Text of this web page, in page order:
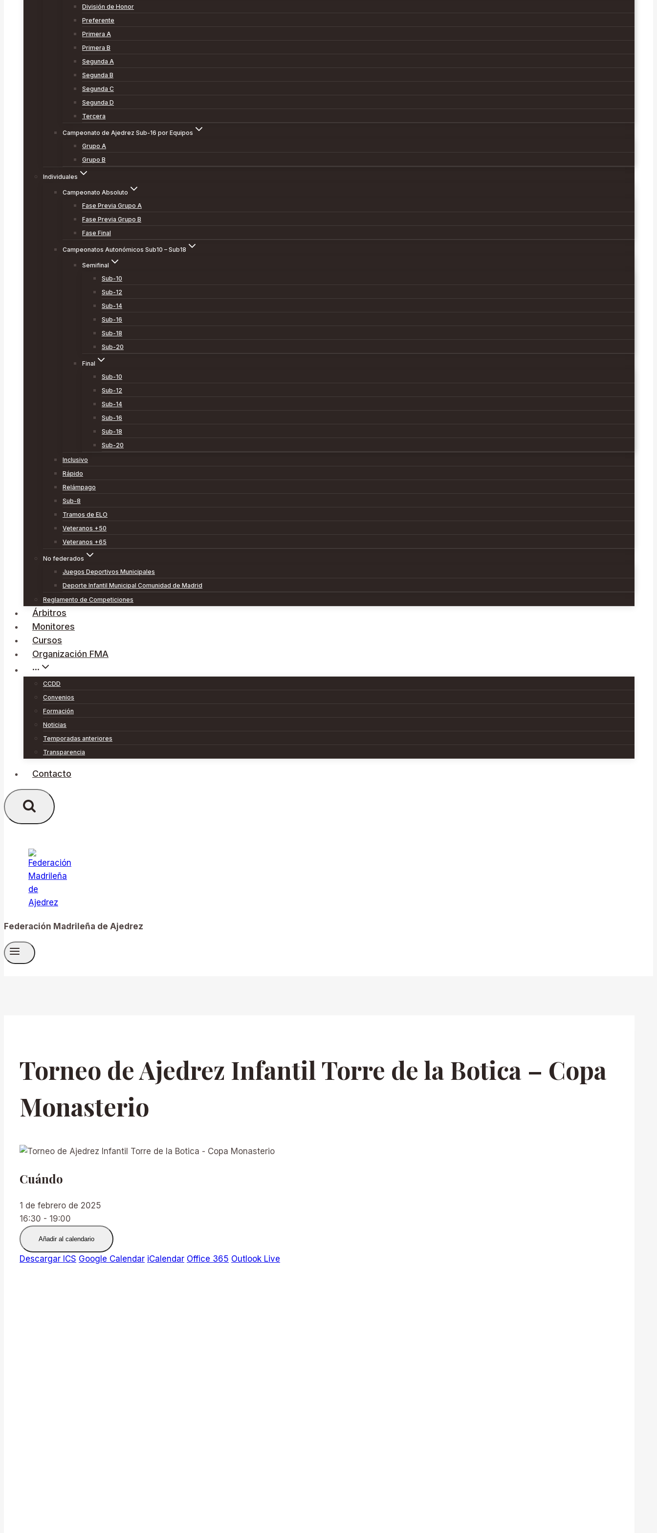
División de Honor
Preferente
Primera A
Primera B
Segunda A
Segunda B
Segunda C
Segunda D
Tercera
Campeonato de Ajedrez Sub-16 por Equipos
Grupo A
Grupo B
Individuales
Campeonato Absoluto
Fase Previa Grupo A
Fase Previa Grupo B
Fase Final
Campeonatos Autonómicos Sub10 – Sub18
Semifinal
Sub-10
Sub-12
Sub-14
Sub-16
Sub-18
Sub-20
Final
Sub-10
Sub-12
Sub-14
Sub-16
Sub-18
Sub-20
Inclusivo
Rápido
Relámpago
Sub-8
Tramos de ELO
Veteranos +50
Veteranos +65
No federados
Juegos Deportivos Municipales
Deporte Infantil Municipal Comunidad de Madrid
Reglamento de Competiciones
Árbitros
Monitores
Cursos
Organización FMA
···
CCDD
Convenios
Formación
Noticias
Temporadas anteriores
Transparencia
Contacto
Federación Madrileña de Ajedrez
Torneo de Ajedrez Infantil Torre de la Botica – Copa
Monasterio
Cuándo
1 de febrero de 2025
16:30 - 19:00
Añadir al calendario
Descargar ICS Google Calendar iCalendar Office 365 Outlook Live